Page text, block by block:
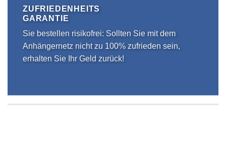
ZUFRIEDENHEITS
GARANTIE
Sie bestellen risikofrei: Sollten Sie mit dem
Anhängernetz nicht zu 100% zufrieden sein,
erhalten Sie Ihr Geld zurück!